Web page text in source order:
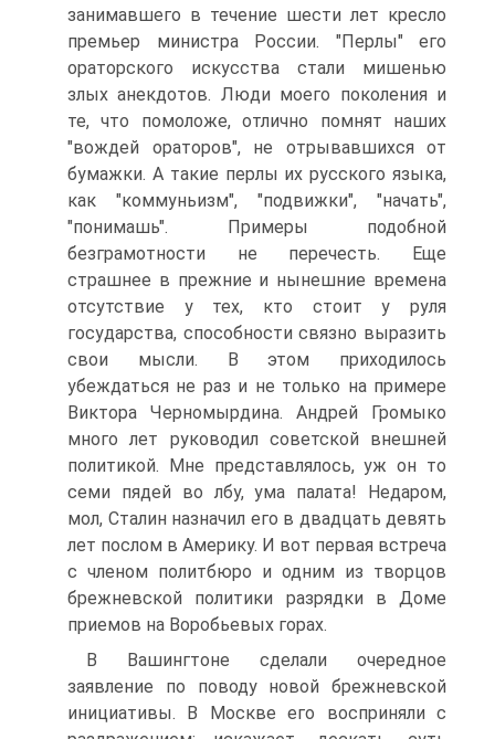
занимавшего в течение шести лет кресло
премьер министра России. "Перлы" его
ораторского искусства стали мишенью
злых анекдотов. Люди моего поколения и
те, что помоложе, отлично помнят наших
"вождей ораторов", не отрывавшихся от
бумажки. А такие перлы их русского языка,
как "коммуньизм", "подвижки", "начать",
"понимашь". Примеры подобной
безграмотности не перечесть. Еще
страшнее в прежние и нынешние времена
отсутствие у тех, кто стоит у руля
государства, способности связно выразить
свои мысли. В этом приходилось
убеждаться не раз и не только на примере
Виктора Черномырдина. Андрей Громыко
много лет руководил советской внешней
политикой. Мне представлялось, уж он то
семи пядей во лбу, ума палата! Недаром,
мол, Сталин назначил его в двадцать девять
лет послом в Америку. И вот первая встреча
с членом политбюро и одним из творцов
брежневской политики разрядки в Доме
приемов на Воробьевых горах.
В Вашингтоне сделали очередное
заявление по поводу новой брежневской
инициативы. В Москве его восприняли с